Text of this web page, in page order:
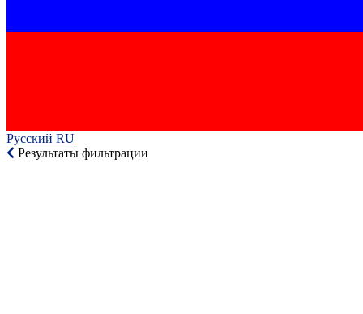
Русский RU‎
Результаты фильтрации